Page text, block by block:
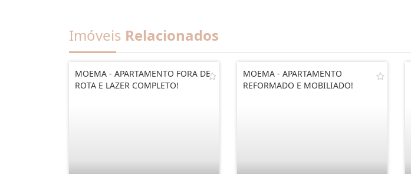
Imóveis Relacionados
MOEMA - APARTAMENTO FORA DE
ROTA E LAZER COMPLETO!
MOEMA - APARTAMENTO
REFORMADO E MOBILIADO!